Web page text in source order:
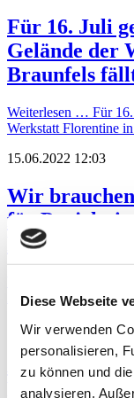
Diese Webseite
Wir verwenden
personalisieren,
zu können und
analysieren.
Für 16. Juli
Gelände der
Braunfels
Weiterlesen … Für
Werkstatt Florentine
15.06.2022 12:03
Wir
für Projekt
Kinder- und
10.06.2022 11:03